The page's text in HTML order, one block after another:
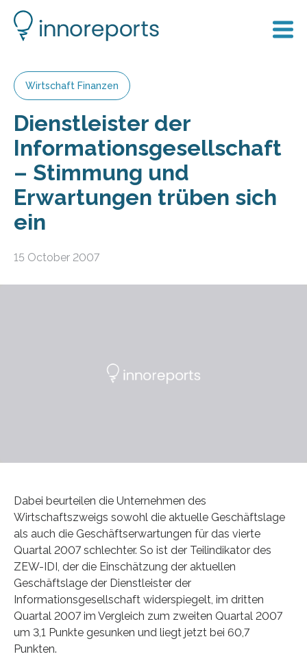
Wirtschaft Finanzen
Dienstleister der
Informationsgesellschaft
– Stimmung und
Erwartungen trüben sich
ein
15 October 2007
Dabei beurteilen die Unternehmen des
Wirtschaftszweigs sowohl die aktuelle Geschäftslage
als auch die Geschäftserwartungen für das vierte
Quartal 2007 schlechter. So ist der Teilindikator des
ZEW-IDI, der die Einschätzung der aktuellen
Geschäftslage der Dienstleister der
Informationsgesellschaft widerspiegelt, im dritten
Quartal 2007 im Vergleich zum zweiten Quartal 2007
um 3,1 Punkte gesunken und liegt jetzt bei 60,7
Punkten.